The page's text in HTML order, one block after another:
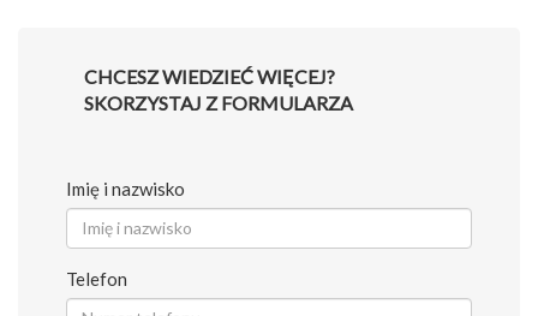
CHCESZ WIEDZIEĆ WIĘCEJ?
SKORZYSTAJ Z FORMULARZA
Imię i nazwisko
Telefon